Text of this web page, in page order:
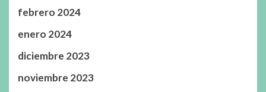
febrero 2024
enero 2024
diciembre 2023
noviembre 2023